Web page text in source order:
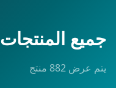
جميع المنتجات
يتم عرض 882 منتج